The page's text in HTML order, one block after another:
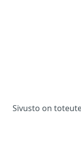
Sivusto on